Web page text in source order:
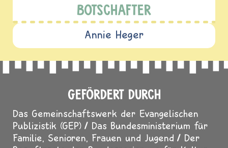
BOTSCHAFTERINNEN UND
BOTSCHAFTER
Annie Heger
GEFÖRDERT DURCH